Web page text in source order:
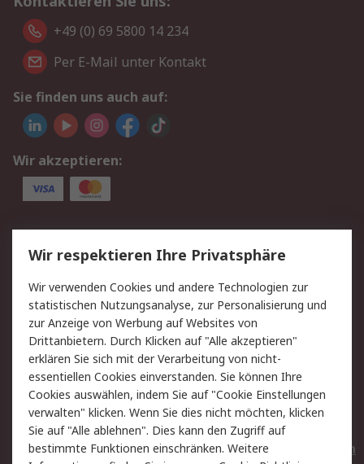
+49 (0) 69 5800 14 234
Per E-Mail unter Kontakt
Sie finden uns auch auf:
Wir akzeptieren:
Service
Value Added Services
Lieferlösungen
Rücksendungen
Kontakt
Hilfe
Privatkunden
Rechtliches
AGB
Datenschutz
Cookie-Richtlinie
Zahlungsbedingungen
Copyright/Impressum
Entsorgung
Elektrogeräte/Batterien
Wir respektieren Ihre Privatsphäre
Wir verwenden Cookies und andere Technologien zur
statistischen Nutzungsanalyse, zur Personalisierung und
zur Anzeige von Werbung auf Websites von
Drittanbietern. Durch Klicken auf "Alle akzeptieren"
erklären Sie sich mit der Verarbeitung von nicht-
essentiellen Cookies einverstanden. Sie können Ihre
Cookies auswählen, indem Sie auf "Cookie Einstellungen
verwalten" klicken. Wenn Sie dies nicht möchten, klicken
Sie auf "Alle ablehnen". Dies kann den Zugriff auf
bestimmte Funktionen einschränken. Weitere